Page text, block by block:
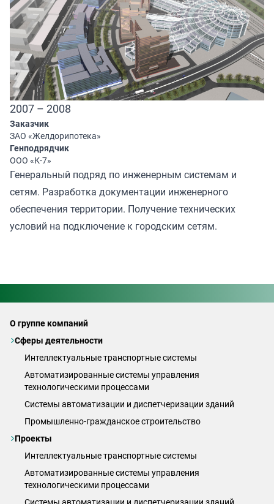
2007 – 2008
Заказчик
ЗАО «Желдорипотека»
Генподрядчик
ООО «К-7»
Генеральный подряд по инженерным системам и
сетям. Разработка документации инженерного
обеспечения территории. Получение технических
условий на подключение к городским сетям.
О группе компаний
Сферы деятельности
Интеллектуальные транспортные системы
Автоматизированные системы управления
технологическими процессами
Системы автоматизации и диспетчеризации зданий
Промышленно-гражданское строительство
Проекты
Интеллектуальные транспортные системы
Автоматизированные системы управления
технологическими процессами